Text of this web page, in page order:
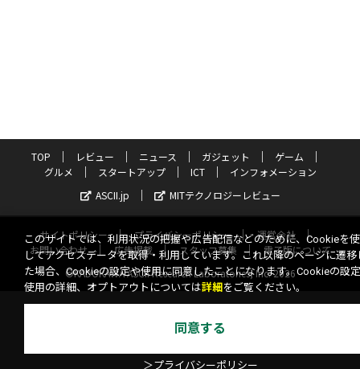
TOP レビュー ニュース ガジェット
ゲーム
グルメ
スタートアップ ICT
インフォメーション
ASCII.jp
MITテクノロジーレビュー
サイトポリシー プライバシーポリシー
運営会社
お問い合わせ
広告掲載 スタッフ募集
電子版について
©KADOKAWA ASCII Research Laboratories, Inc. 2026
このサイトでは、利用状況の把握や広告配信などのために、Cookieを
してアクセスデータを取得・利用しています。これ以降のページに遷移
た場合、Cookieの設定や使用に同意したことになります。Cookieの設
使用の詳細、オプトアウトについては詳細 をご覧ください。
同意する
＞プライバシーポリシー